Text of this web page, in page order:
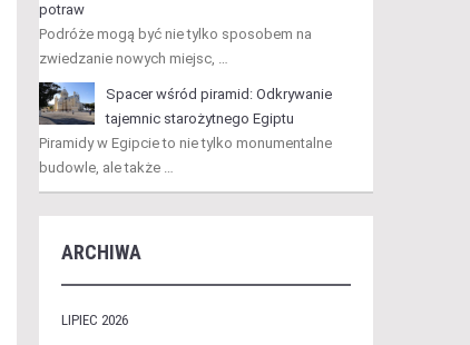
potraw
Podróże mogą być nie tylko sposobem na
zwiedzanie nowych miejsc, …
Spacer wśród piramid: Odkrywanie
tajemnic starożytnego Egiptu
Piramidy w Egipcie to nie tylko monumentalne
budowle, ale także …
ARCHIWA
LIPIEC 2026